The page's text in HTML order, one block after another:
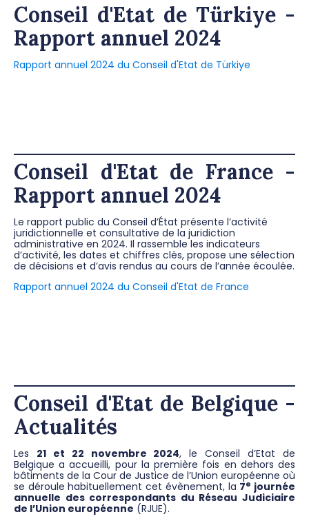
Conseil d'Etat de Türkiye -
Rapport annuel 2024
Rapport annuel 2024 du Conseil d'Etat de Türkiye
Conseil d'Etat de France -
Rapport annuel 2024
Le rapport public du Conseil d’État présente l’activité
juridictionnelle et consultative de la juridiction
administrative en 2024. Il rassemble les indicateurs
d’activité, les dates et chiffres clés, propose une sélection
de décisions et d’avis rendus au cours de l’année écoulée.
Rapport annuel 2024 du Conseil d'Etat de France
Conseil d'Etat de Belgique -
Actualités
Les 21 et 22 novembre 2024, le Conseil d’Etat de
Belgique a accueilli, pour la première fois en dehors des
bâtiments de la Cour de Justice de l’Union européenne où
se déroule habituellement cet évènement, la 7e journée
annuelle des correspondants du Réseau Judiciaire
de l’Union européenne (RJUE).